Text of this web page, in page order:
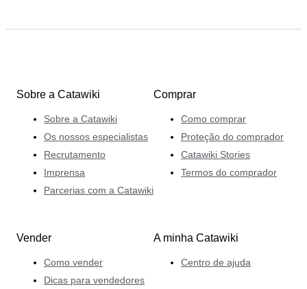
Sobre a Catawiki
Sobre a Catawiki
Os nossos especialistas
Recrutamento
Imprensa
Parcerias com a Catawiki
Comprar
Como comprar
Proteção do comprador
Catawiki Stories
Termos do comprador
Vender
Como vender
Dicas para vendedores
A minha Catawiki
Centro de ajuda